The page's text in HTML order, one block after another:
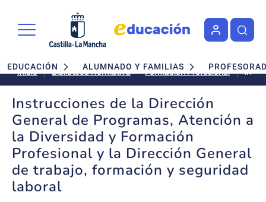
Navegación principal
EDUCACIÓN ALUMNADO Y FAMILIAS
Inicio Biblioteca Normativa Formación Profesional
de
a
Instrucciones de la Dirección
General de Programas, Atención a
la Diversidad y Formación
Profesional y la Dirección General
de trabajo, formación y seguridad
laboral